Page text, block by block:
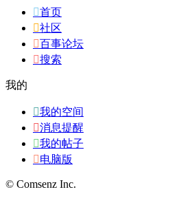
首页
社区
百事论坛
搜索
我的
我的空间
消息提醒
我的帖子
电脑版
© Comsenz Inc.